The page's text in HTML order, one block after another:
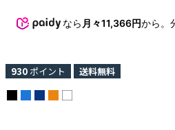
なら 月々11,366円から。
930 ポイント 送料無料